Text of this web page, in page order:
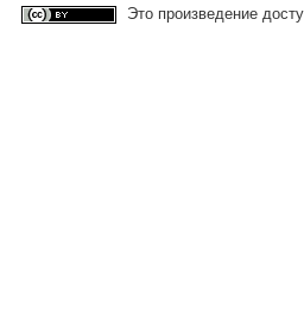
Это произведение